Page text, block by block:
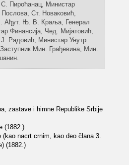
Пироћанац, Министар
Ст. Новаковић,
Ађут. Њ. В. Краља, Генерал
Финансија, Чед. Мијатовић,
Радовић, Министар Унутр.
Мин. Грађевина, Мин.
zastave i himne Republike Srbije
(1882.)
(kao nacrt crnim, kao deo člana 3.
(1882.)